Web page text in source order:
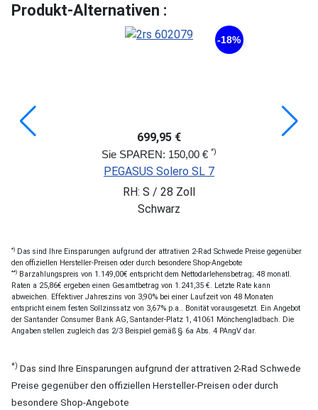
Produkt-Alternativen :
-18%
699,95 €
Sie SPAREN: 150,00 € *)
PEGASUS Solero SL 7
RH: S / 28 Zoll
Schwarz
*) Das sind Ihre Einsparungen aufgrund der attrativen 2-Rad Schwede Preise gegenüber
den offiziellen Hersteller-Preisen oder durch besondere Shop-Angebote
**) Barzahlungspreis von 1.149,00€ entspricht dem Nettodarlehensbetrag; 48 monatl.
Raten a 25,86€ ergeben einen Gesamtbetrag von 1.241,35 €. Letzte Rate kann
abweichen. Effektiver Jahreszins von 3,90% bei einer Laufzeit von 48 Monaten
entspricht einem festen Sollzinssatz von 3,67% p.a.. Bonität vorausgesetzt. Ein Angebot
der Santander Consumer Bank AG, Santander-Platz 1, 41061 Mönchengladbach. Die
Angaben stellen zugleich das 2/3 Beispiel gemäß § 6a Abs. 4 PAngV dar.
*) Das sind Ihre Einsparungen aufgrund der attrativen 2-Rad Schwede
Preise gegenüber den offiziellen Hersteller-Preisen oder durch
besondere Shop-Angebote